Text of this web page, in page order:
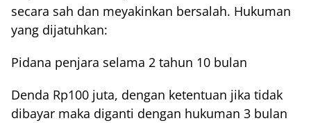
secara sah dan meyakinkan bersalah. Hukuman
yang dijatuhkan:
Pidana penjara selama 2 tahun 10 bulan
Denda Rp100 juta, dengan ketentuan jika tidak
dibayar maka diganti dengan hukuman 3 bulan